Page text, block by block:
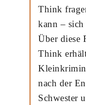
Think
kann –
Über diese
Think
nach der
Schwester